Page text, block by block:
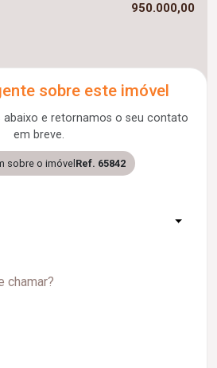
950.000,00
sobre este imóvel
abaixo e retornamos o seu contato
em breve.
sobre o imóvel Ref. 65842